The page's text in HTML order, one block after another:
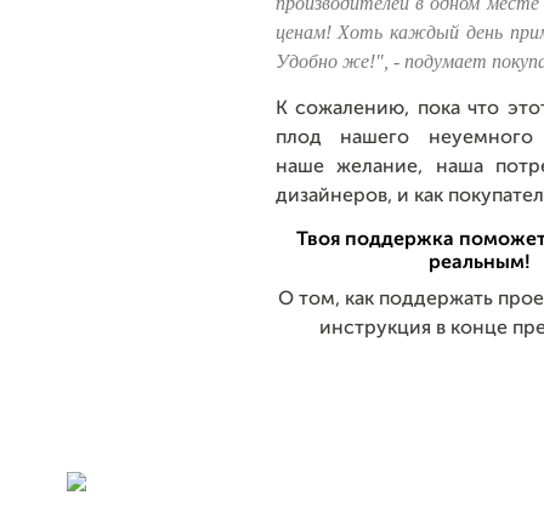
ценам! Хоть каждый день
Удобно же!", - подумает
К сожалению, пока что
плод нашего неуемного
наше желание, наша
дизайнеров, и как
Твоя поддержка поможет
реальным!
О том, как поддержать
инструкция в конце